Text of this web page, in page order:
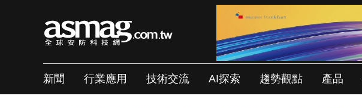
新聞 行業應用 技術交流 AI探索 趨勢觀點 產品